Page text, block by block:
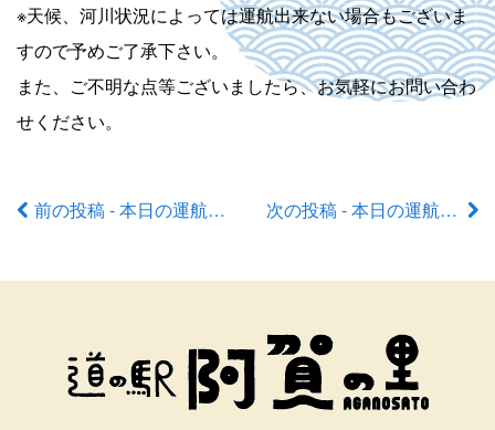
※天候、河川状況によっては運航出来ない場合もございま
すので予めご了承下さい。
また、ご不明な点等ございましたら、お気軽にお問い合わ
せください。
前前の投稿 - 本日の運航状況 次の投稿 - 本日の運航状況